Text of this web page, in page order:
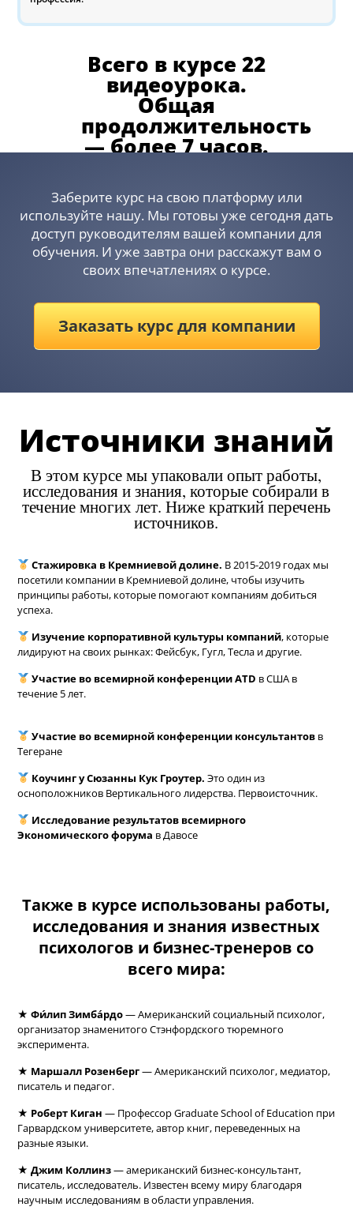
Всего в курсе 22
видеоурока.
Общая
продолжительность
— более 7 часов.
Заберите курс на свою платформу или
используйте нашу. Мы готовы уже сегодня дать
доступ руководителям вашей компании для
обучения. И уже завтра они расскажут вам о
своих впечатлениях о курсе.
Заказать курс для компании
Источники знаний
В этом курсе мы упаковали опыт работы,
исследования и знания, которые собирали в
течение многих лет. Ниже краткий перечень
источников.
Стажировка в Кремниевой долине. В 2015-2019 годах мы
посетили компании в Кремниевой долине, чтобы изучить
принципы работы, которые помогают компаниям добиться
успеха.
Изучение корпоративной культуры компаний, которые
лидируют на своих рынках: Фейсбук, Гугл, Тесла и другие.
Участие во всемирной конференции ATD в США в
течение 5 лет.
Участие во всемирной конференции консультантовв
Тегеране
Коучинг у Сюзанны Кук Гроутер. Это один из
осноположников Вертикального лидерства. Первоисточник.
Исследование результатов всемирного
Экономического форума в Давосе
Также в курсе использованы работы,
исследования и знания известных
психологов и бизнес-тренеров со
всего мира:
★ Фи́лип Зимба́рдо— Американский социальный психолог,
организатор знаменитого Стэнфордского тюремного
эксперимента.
★ Маршалл Розенберг— Американский психолог, медиатор,
писатель и педагог.
★ Роберт Киган — Профессор Graduate School of Education при
Гарвардском университете, автор книг, переведенных на
разные языки.
★ Джим Коллинз— американский бизнес-консультант,
писатель, исследователь. Известен всему миру благодаря
научным исследованиям в области управления.